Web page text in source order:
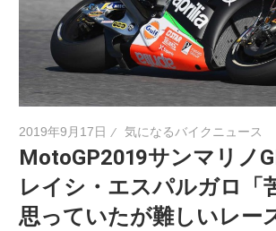
2019年9月17日 気になるバイクニュース
MotoGP2019サンマリノ
レイシ・エスパルガロ「
思っていたが難しいレー